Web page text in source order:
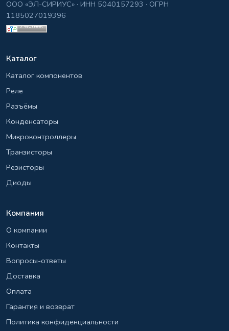
ООО «ЭЛ-СИРИУС» · ИНН 5040157293 · ОГРН
1185027019396
Каталог
Каталог компонентов
Реле
Разъёмы
Конденсаторы
Микроконтроллеры
Транзисторы
Резисторы
Диоды
Компания
О компании
Контакты
Вопросы-ответы
Доставка
Оплата
Гарантия и возврат
Политика конфиденциальности